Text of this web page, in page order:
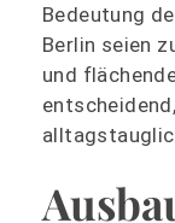
Bedeutung
Berlin seien
und